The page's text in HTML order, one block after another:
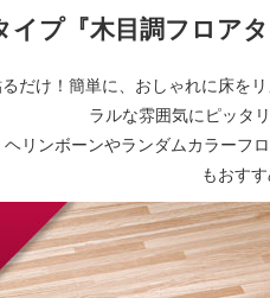
イプ『木目調フロア
だけ！簡単に、おしゃれに床を
ラルな雰囲気にピッタ
リンボーンやランダムカラーフ
もおすす